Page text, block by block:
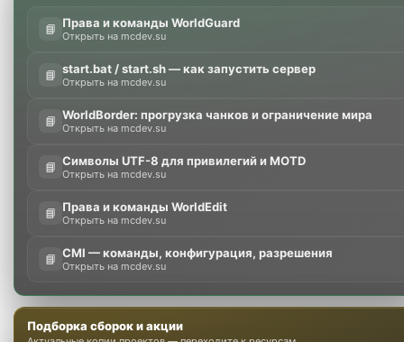
📘 Права и команды WorldGuard
Открыть на mcdev.su
📘 start.bat / start.sh — как запустить сервер
Открыть на mcdev.su
📘 WorldBorder: прогрузка чанков и ограничение мира
Открыть на mcdev.su
📘 Символы UTF-8 для привилегий и MOTD
Открыть на mcdev.su
📘 Права и команды WorldEdit
Открыть на mcdev.su
📘 CMI — команды, конфигурация, разрешения
Открыть на mcdev.su
Подборка сборок и акции